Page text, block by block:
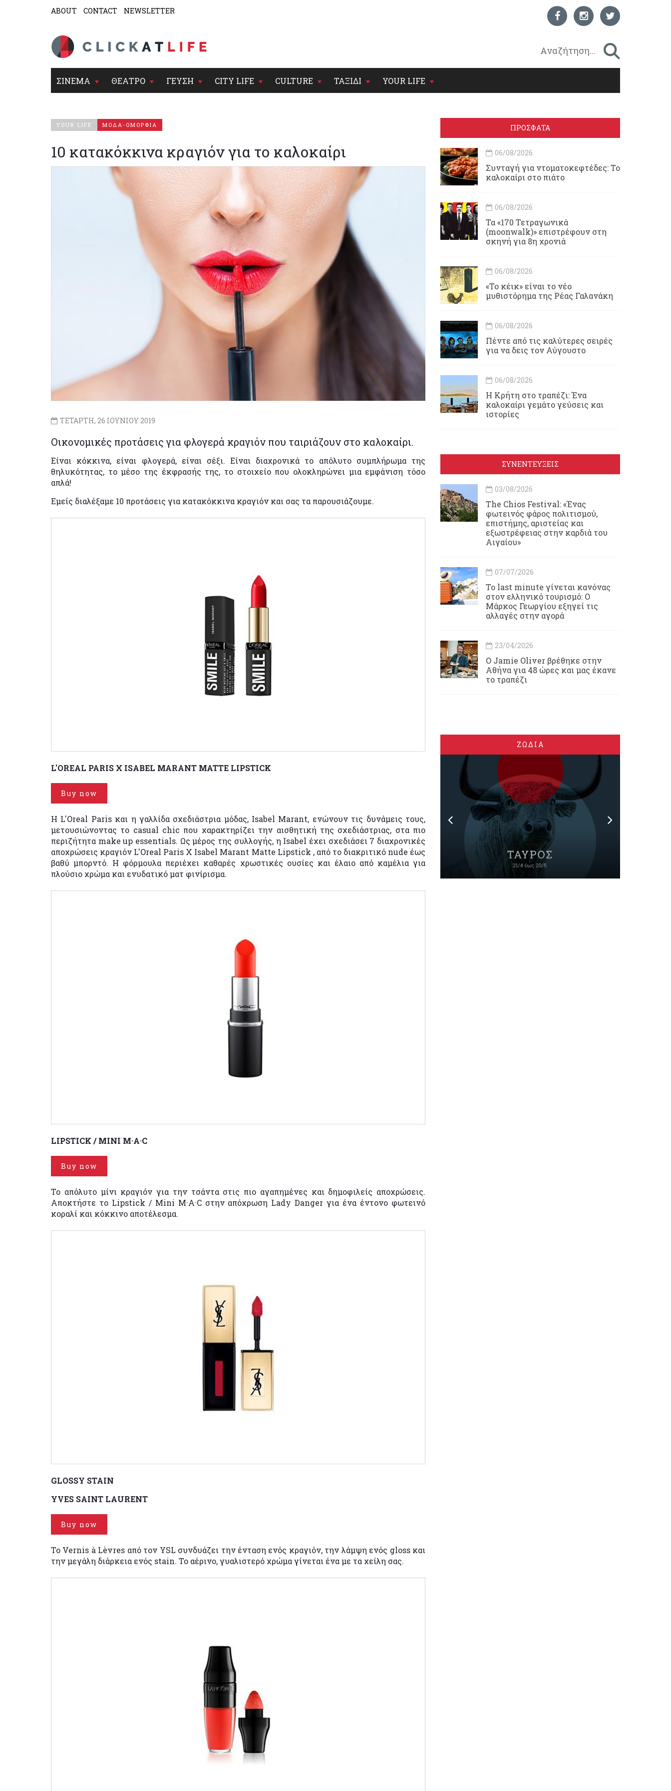
ABOUT CONTACT NEWSLETTER
ΣΙΝΕΜΑ ΘΕΑΤΡΟ ΓΕΥΣΗ CITY LIFE CULTURE ΤΑΞΙΔΙ YOUR LIFE
YOUR LIFE ΜΟΔΑ-ΟΜΟΡΦΙΑ
10 κατακόκκινα κραγιόν για το καλοκαίρι
ΤΕΤΑΡΤΗ, 26 ΙΟΥΝΙΟΥ 2019
Οικονομικές προτάσεις για φλογερά κραγιόν που ταιριάζουν στο καλοκαίρι.
Είναι κόκκινα, είναι φλογερά, είναι σέξι. Είναι διαχρονικά το απόλυτο συμπλήρωμα της
θηλυκότητας, το μέσο της έκφρασής της, το στοιχείο που ολοκληρώνει μια εμφάνιση τόσο
απλά!
Εμείς διαλέξαμε 10 προτάσεις για κατακόκκινα κραγιόν και σας τα παρουσιάζουμε.
L'OREAL PARIS X ISABEL MARANT MATTE LIPSTICK
Buy now
Η L'Oreal Paris και η γαλλίδα σχεδιάστρια μόδας, Isabel Marant, ενώνουν τις δυνάμεις τους,
μετουσιώνοντας το casual chic που χαρακτηρίζει την αισθητική της σχεδιάστριας, στα πιο
περιζήτητα make up essentials. Ως μέρος της συλλογής, η Isabel έχει σχεδιάσει 7 διαχρονικές
αποχρώσεις κραγιόν L'Oreal Paris X Isabel Marant Matte Lipstick , από το διακριτικό nude έως
βαθύ μπορντό. Η φόρμουλα περιέχει καθαρές χρωστικές ουσίες και έλαιο από καμέλια για
πλούσιο χρώμα και ενυδατικό ματ φινίρισμα.
LIPSTICK / MINI M·A·C
Buy now
Το απόλυτο μίνι κραγιόν για την τσάντα στις πιο αγαπημένες και δημοφιλείς αποχρώσεις.
Αποκτήστε το Lipstick / Mini M·A·C στην απόχρωση Lady Danger για ένα έντονο φωτεινό
κοραλί και κόκκινο αποτέλεσμα.
GLOSSY STAIN
YVES SAINT LAURENT
Buy now
Το Vernis à Lèvres από τον YSL συνδυάζει την ένταση ενός κραγιόν, την λάμψη ενός gloss και
την μεγάλη διάρκεια ενός stain. Το αέρινο, γυαλιστερό χρώμα γίνεται ένα με τα χείλη σας.
ΠΡΟΣΦΑΤΑ
06/08/2026
Συνταγή για ντοματοκεφτέδες: Το
καλοκαίρι στο πιάτο
06/08/2026
Τα «170 Τετραγωνικά
(moonwalk)» επιστρέφουν στη
σκηνή για 8η χρονιά
06/08/2026
«Το κέικ» είναι το νέο
μυθιστόρημα της Ρέας Γαλανάκη
06/08/2026
Πέντε από τις καλύτερες σειρές
για να δεις τον Αύγουστο
06/08/2026
Η Κρήτη στο τραπέζι: Ένα
καλοκαίρι γεμάτο γεύσεις και
ιστορίες
ΣΥΝΕΝΤΕΥΞΕΙΣ
03/08/2026
Τhe Chios Festival: «Ένας
φωτεινός φάρος πολιτισμού,
επιστήμης, αριστείας και
εξωστρέφειας στην καρδιά του
Αιγαίου»
07/07/2026
Το last minute γίνεται κανόνας
στον ελληνικό τουρισμό: Ο
Μάρκος Γεωργίου εξηγεί τις
αλλαγές στην αγορά
23/04/2026
Ο Jamie Oliver βρέθηκε στην
Αθήνα για 48 ώρες και μας έκανε
το τραπέζι
ΖΩΔΙΑ